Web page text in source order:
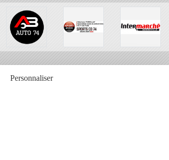
Personnaliser